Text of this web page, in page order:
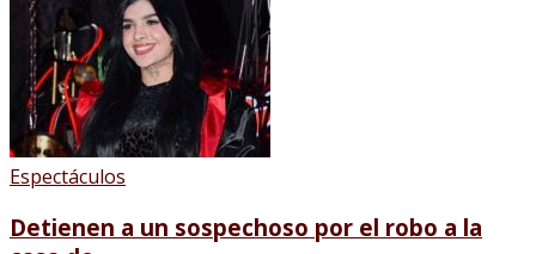
Espectáculos
Detienen a un sospechoso por el robo a la